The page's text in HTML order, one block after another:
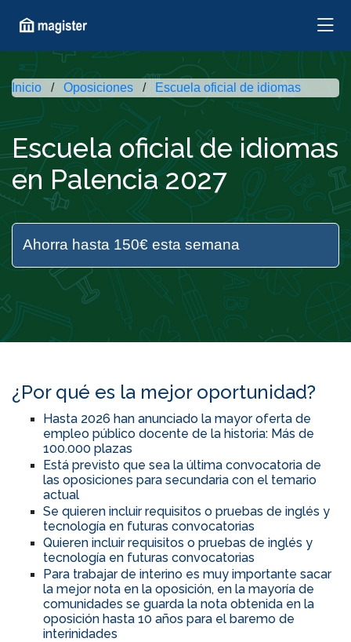
Inicio Oposiciones Escuela oficial de idiomas
Escuela oficial de idiomas
en Palencia 2027
Ahorra hasta 150€ esta semana
¿Por qué es la mejor oportunidad?
Hasta 2026 han anunciado la mayor oferta de
empleo público docente de la historia: Más de
100.000 plazas
Está previsto que sea la última convocatoria de
las oposiciones para secundaria con el temario
actual
Se quieren incluir requisitos o pruebas de inglés y
tecnología en futuras convocatorias
Quieren incluir requisitos o pruebas de inglés y
tecnología en futuras convocatorias
Para trabajar de interino es muy importante sacar
la mejor nota en la oposición, en la mayoría de
comunidades se guarda la nota obtenida en la
oposición hasta 10 años para el baremo de
interinidades